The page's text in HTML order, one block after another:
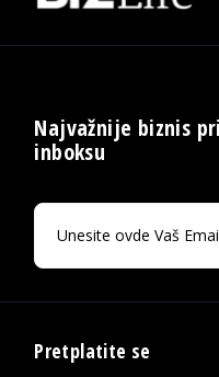
Najvažnije biznis
inboksu
Pretplatite se